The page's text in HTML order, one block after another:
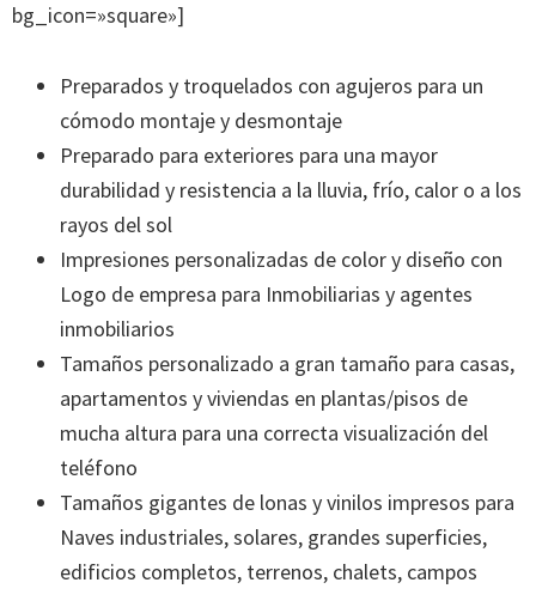
bg_icon=»square»]
Preparados y troquelados con agujeros para un
cómodo montaje y desmontaje
Preparado para exteriores para una mayor
durabilidad y resistencia a la lluvia, frío, calor o a los
rayos del sol
Impresiones personalizadas de color y diseño con
Logo de empresa para Inmobiliarias y agentes
inmobiliarios
Tamaños personalizado a gran tamaño para casas,
apartamentos y viviendas en plantas/pisos de
mucha altura para una correcta visualización del
teléfono
Tamaños gigantes de lonas y vinilos impresos para
Naves industriales, solares, grandes superficies,
edificios completos, terrenos, chalets, campos